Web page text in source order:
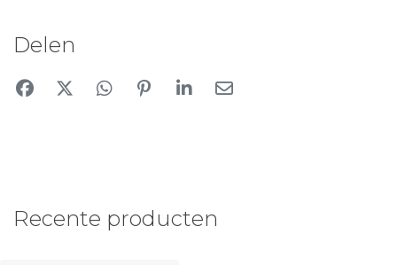
Delen
Recente producten